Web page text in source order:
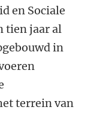
en Sociale
tien jaar al
in
terrein van